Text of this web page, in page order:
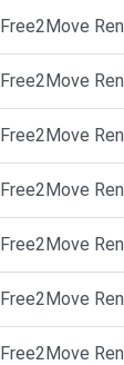
Free2Move
Free2Move
Free2Move
Free2Move
Free2Move
Free2Move
Free2Move